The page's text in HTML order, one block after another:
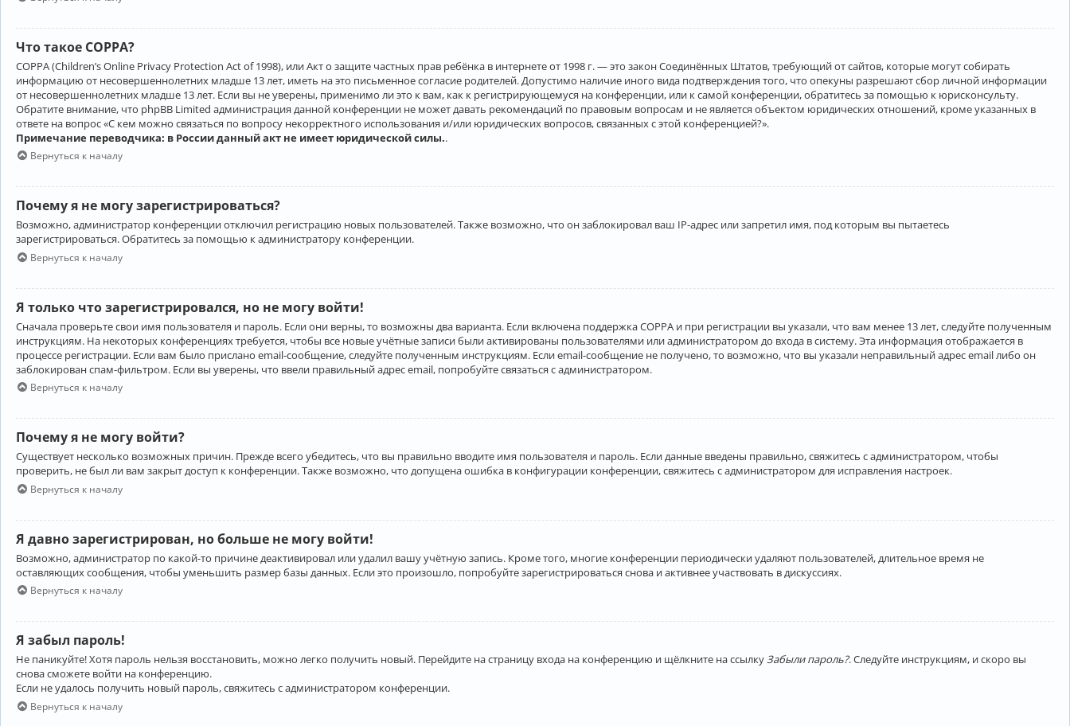
Что такое COPPA?
COPPA (Children’s Online Privacy Protection Act of 1998), или Акт о защите частных прав ребёнка в интернете от 1998 г. — это закон Соединённых Штатов, требующий от сайтов, которые могут собирать
информацию от несовершеннолетних младше 13 лет, иметь на это письменное согласие родителей. Допустимо наличие иного вида подтверждения того, что опекуны разрешают сбор личной информации
от несовершеннолетних младше 13 лет. Если вы не уверены, применимо ли это к вам, как к регистрирующемуся на конференции, или к самой конференции, обратитесь за помощью к юрисконсульту.
Обратите внимание, что phpBB Limited администрация данной конференции не может давать рекомендаций по правовым вопросам и не является объектом юридических отношений, кроме указанных в
ответе на вопрос «С кем можно связаться по вопросу некорректного использования и/или юридических вопросов, связанных с этой конференцией?».
Примечание переводчика: в России данный акт не имеет юридической силы..
Вернуться к началу
Почему я не могу зарегистрироваться?
Возможно, администратор конференции отключил регистрацию новых пользователей. Также возможно, что он заблокировал ваш IP-адрес или запретил имя, под которым вы пытаетесь
зарегистрироваться. Обратитесь за помощью к администратору конференции.
Вернуться к началу
Я только что зарегистрировался, но не могу войти!
Сначала проверьте свои имя пользователя и пароль. Если они верны, то возможны два варианта. Если включена поддержка COPPA и при регистрации вы указали, что вам менее 13 лет, следуйте полученным
инструкциям. На некоторых конференциях требуется, чтобы все новые учётные записи были активированы пользователями или администратором до входа в систему. Эта информация отображается в
процессе регистрации. Если вам было прислано email-сообщение, следуйте полученным инструкциям. Если email-сообщение не получено, то возможно, что вы указали неправильный адрес email либо он
заблокирован спам-фильтром. Если вы уверены, что ввели правильный адрес email, попробуйте связаться с администратором.
Вернуться к началу
Почему я не могу войти?
Существует несколько возможных причин. Прежде всего убедитесь, что вы правильно вводите имя пользователя и пароль. Если данные введены правильно, свяжитесь с администратором, чтобы
проверить, не был ли вам закрыт доступ к конференции. Также возможно, что допущена ошибка в конфигурации конференции, свяжитесь с администратором для исправления настроек.
Вернуться к началу
Я давно зарегистрирован, но больше не могу войти!
Возможно, администратор по какой-то причине деактивировал или удалил вашу учётную запись. Кроме того, многие конференции периодически удаляют пользователей, длительное время не
оставляющих сообщения, чтобы уменьшить размер базы данных. Если это произошло, попробуйте зарегистрироваться снова и активнее участвовать в дискуссиях.
Вернуться к началу
Я забыл пароль!
Не паникуйте! Хотя пароль нельзя восстановить, можно легко получить новый. Перейдите на страницу входа на конференцию и щёлкните на ссылкуЗабыли пароль?. Следуйте инструкциям, и скоро вы
снова сможете войти на конференцию.
Если не удалось получить новый пароль, свяжитесь с администратором конференции.
Вернуться к началу